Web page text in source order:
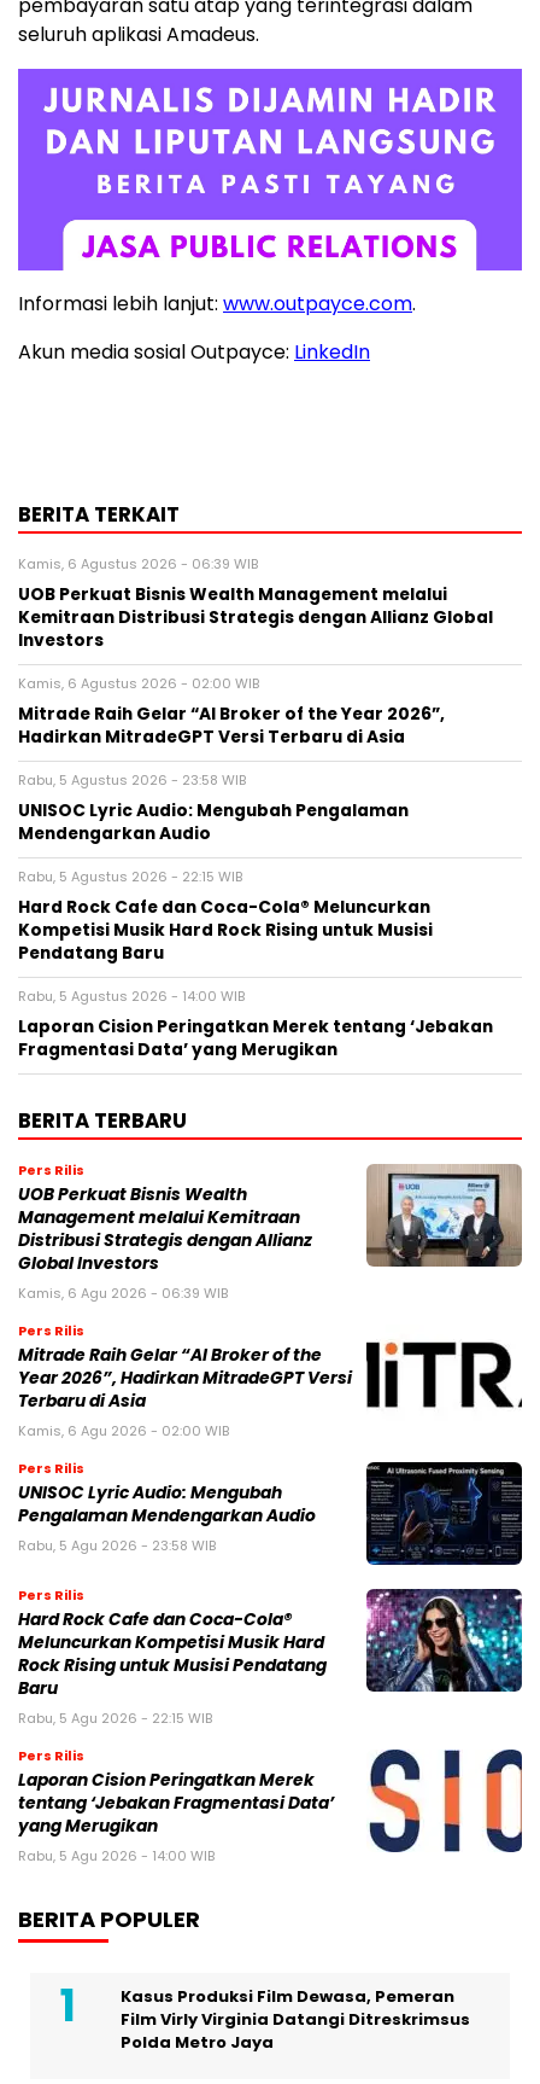
pembayaran satu atap yang terintegrasi dalam
seluruh aplikasi Amadeus.
Informasi lebih lanjut: www.outpayce.com.
Akun media sosial Outpayce: LinkedIn
BERITA TERKAIT
Kamis, 6 Agustus 2026 - 06:39 WIB
UOB Perkuat Bisnis Wealth Management melalui
Kemitraan Distribusi Strategis dengan Allianz Global
Investors
Kamis, 6 Agustus 2026 - 02:00 WIB
Mitrade Raih Gelar “AI Broker of the Year 2026”,
Hadirkan MitradeGPT Versi Terbaru di Asia
Rabu, 5 Agustus 2026 - 23:58 WIB
UNISOC Lyric Audio: Mengubah Pengalaman
Mendengarkan Audio
Rabu, 5 Agustus 2026 - 22:15 WIB
Hard Rock Cafe dan Coca-Cola® Meluncurkan
Kompetisi Musik Hard Rock Rising untuk Musisi
Pendatang Baru
Rabu, 5 Agustus 2026 - 14:00 WIB
Laporan Cision Peringatkan Merek tentang ‘Jebakan
Fragmentasi Data’ yang Merugikan
BERITA TERBARU
Pers Rilis
UOB Perkuat Bisnis Wealth
Management melalui Kemitraan
Distribusi Strategis dengan Allianz
Global Investors
Kamis, 6 Agu 2026 - 06:39 WIB
Pers Rilis
Mitrade Raih Gelar “AI Broker of the
Year 2026”, Hadirkan MitradeGPT Versi
Terbaru di Asia
Kamis, 6 Agu 2026 - 02:00 WIB
Pers Rilis
UNISOC Lyric Audio: Mengubah
Pengalaman Mendengarkan Audio
Rabu, 5 Agu 2026 - 23:58 WIB
Pers Rilis
Hard Rock Cafe dan Coca-Cola®
Meluncurkan Kompetisi Musik Hard
Rock Rising untuk Musisi Pendatang
Baru
Rabu, 5 Agu 2026 - 22:15 WIB
Pers Rilis
Laporan Cision Peringatkan Merek
tentang ‘Jebakan Fragmentasi Data’
yang Merugikan
Rabu, 5 Agu 2026 - 14:00 WIB
BERITA POPULER
Kasus Produksi Film Dewasa, Pemeran
Film Virly Virginia Datangi Ditreskrimsus
Polda Metro Jaya